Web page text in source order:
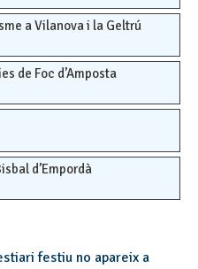
a Vilanova i la Geltrú
de Foc d’Amposta
d’Empordà
festiu no apareix a